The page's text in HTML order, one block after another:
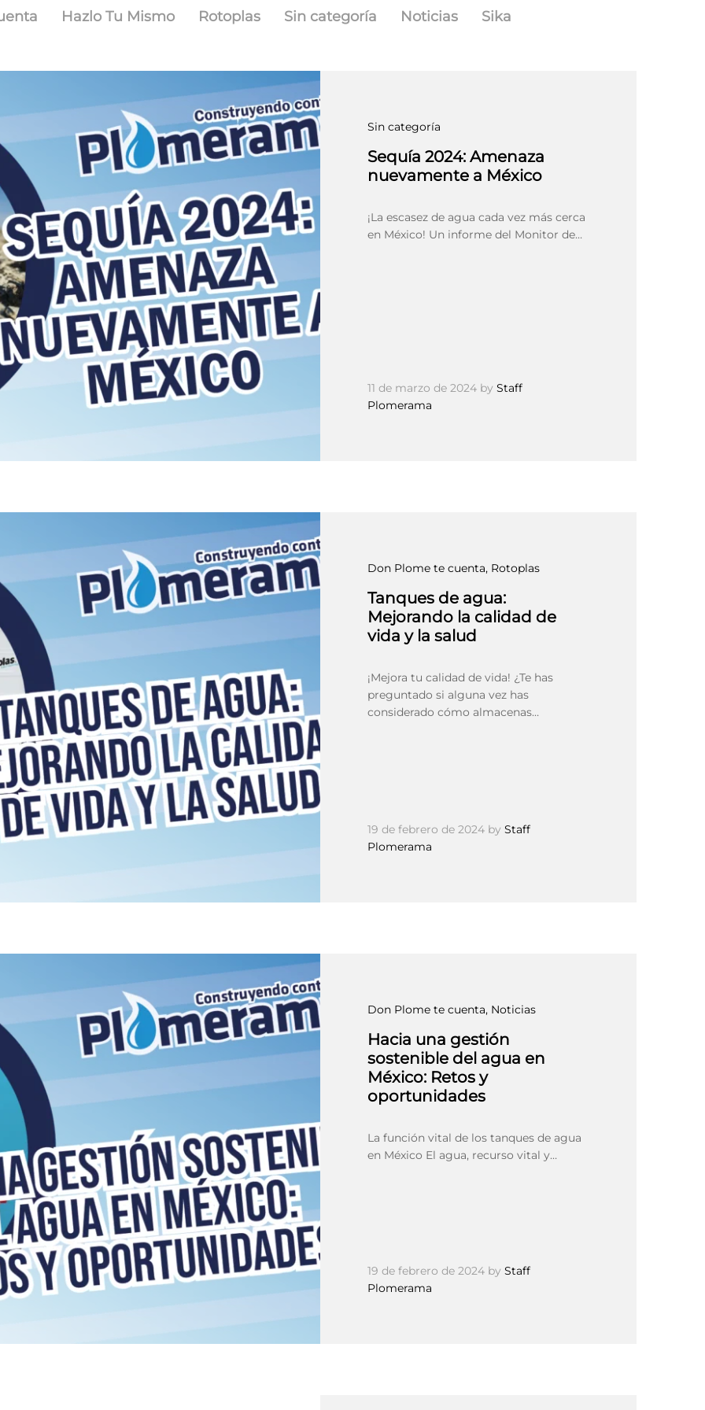
Hazlo Tu Mismo Rotoplas Sin categoría Noticias Sika
Sin categoría
Sequía 2024: Amenaza
nuevamente a México
¡La escasez de agua cada vez más cerca
en México! Un informe del Monitor de…
11 de marzo de 2024 byStaff
Plomerama
Don Plome te cuenta, Rotoplas
Tanques de agua:
Mejorando la calidad de
vida y la salud
¡Mejora tu calidad de vida! ¿Te has
preguntado si alguna vez has
considerado cómo almacenas…
19 de febrero de 2024 byStaff
Plomerama
Don Plome te cuenta, Noticias
Hacia una gestión
sostenible del agua en
México: Retos y
oportunidades
La función vital de los tanques de agua
en México El agua, recurso vital y…
19 de febrero de 2024 byStaff
Plomerama